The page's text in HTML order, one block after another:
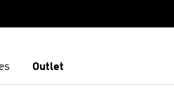
Outlet